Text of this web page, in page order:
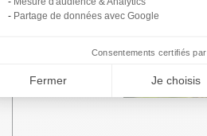
Partage de données avec Google
Consentements certifiés par
Fermer Je choisis